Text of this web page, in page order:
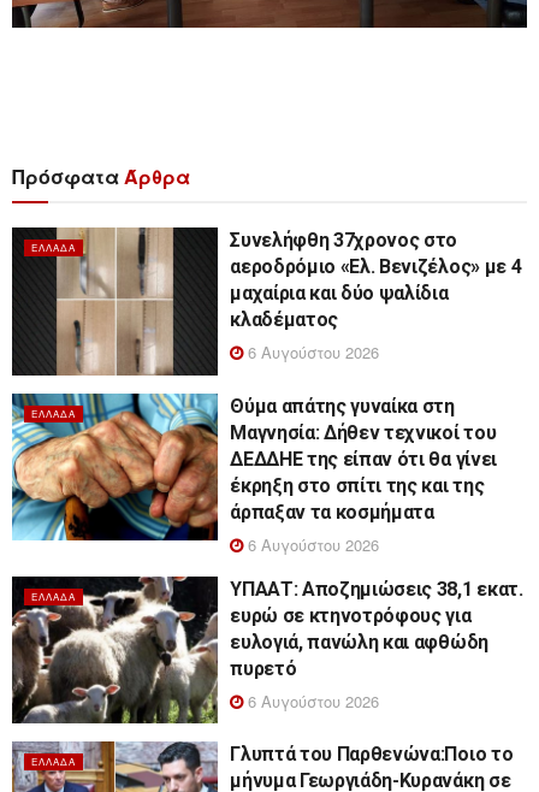
ΠρόσφαταΆρθρα
ΕΛΛΆΔΑ
Συνελήφθη 37χρονος στο
αεροδρόμιο «Ελ. Βενιζέλος» με 4
μαχαίρια και δύο ψαλίδια
κλαδέματος
6 Αυγούστου 2026
ΕΛΛΆΔΑ
Θύμα απάτης γυναίκα στη
Μαγνησία: Δήθεν τεχνικοί του
ΔΕΔΔΗΕ της είπαν ότι θα γίνει
έκρηξη στο σπίτι της και της
άρπαξαν τα κοσμήματα
6 Αυγούστου 2026
ΕΛΛΆΔΑ
ΥΠΑΑΤ: Αποζημιώσεις 38,1 εκατ.
ευρώ σε κτηνοτρόφους για
ευλογιά, πανώλη και αφθώδη
πυρετό
6 Αυγούστου 2026
ΕΛΛΆΔΑ
Γλυπτά του Παρθενώνα:Ποιο το
μήνυμα Γεωργιάδη-Κυρανάκη σε